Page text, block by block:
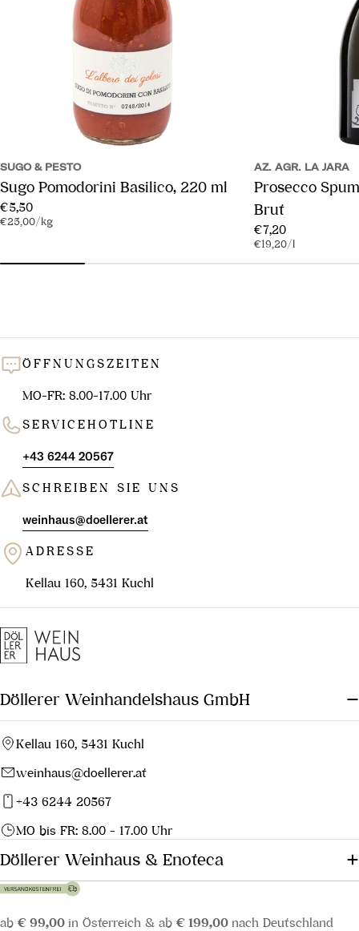
SUGO & PESTO
Sugo Pomodorini Basilico, 220 ml
Regulärer
Preis
€5,50
Stückpreis
€25,00/pro
kg
AZ. AGR. LA JARA
Prosecco
Brut
Regulärer
Preis
€7,20
Stückpreis
€19,20/pro
l
ÖFFNUNGSZEITEN
MO-FR: 8.00-17.00 Uhr
SERVICEHOTLINE
+43 6244 20567
SCHREIBEN SIE UNS
weinhaus@doellerer.at
ADRESSE
Kellau 160, 5431 Kuchl
Döllerer Weinhandelshaus GmbH
Kellau 160, 5431 Kuchl
weinhaus@doellerer.at
+43 6244 20567
MO bis FR: 8.00 - 17.00 Uhr
Döllerer Weinhaus & Enoteca
ab € 99,00 in Österreich & ab € 199,00 nach Deutschland